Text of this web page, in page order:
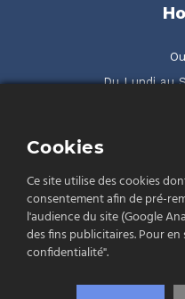
Du Lundi au
Cookies
Ce site utilise des cookies
consentement afin de pré-
l'audience du site (Google
des fins publicitaires. Pour
confidentialité".